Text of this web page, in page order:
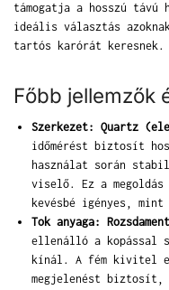
támogatja a hosszú távú
ideális választás
tartós karórát keresnek.
Főbb jellemzők
Szerkezet: Quartz
időmérést biztosít
használat során
viselő. Ez a
kevésbé igényes,
Tok anyaga:
ellenálló a kopással
kínál. A fém kivitel
megjelenést